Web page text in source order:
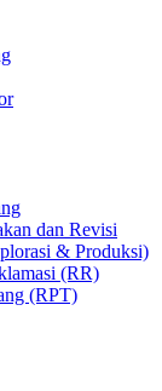
dan Revisi
& Produksi)
(RR)
(RPT)